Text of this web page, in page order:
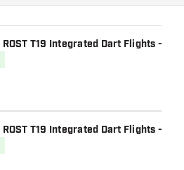
T19 Integrated Dart Flights - Big
T19 Integrated Dart Flights - Big